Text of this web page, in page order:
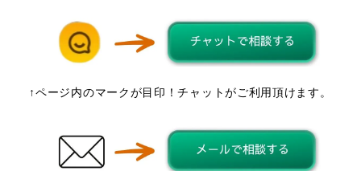
↑ページ内のマークが目印！チャットがご利用頂けます。